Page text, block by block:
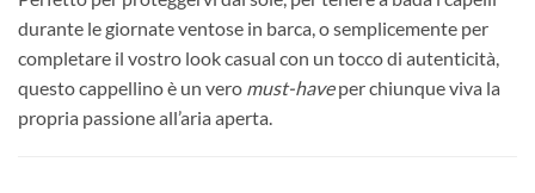
durante le giornate ventose in barca, o semplicemente per
completare il vostro look casual con un tocco di autenticità,
questo cappellino è un vero must-haveper chiunque viva la
propria passione all’aria aperta.